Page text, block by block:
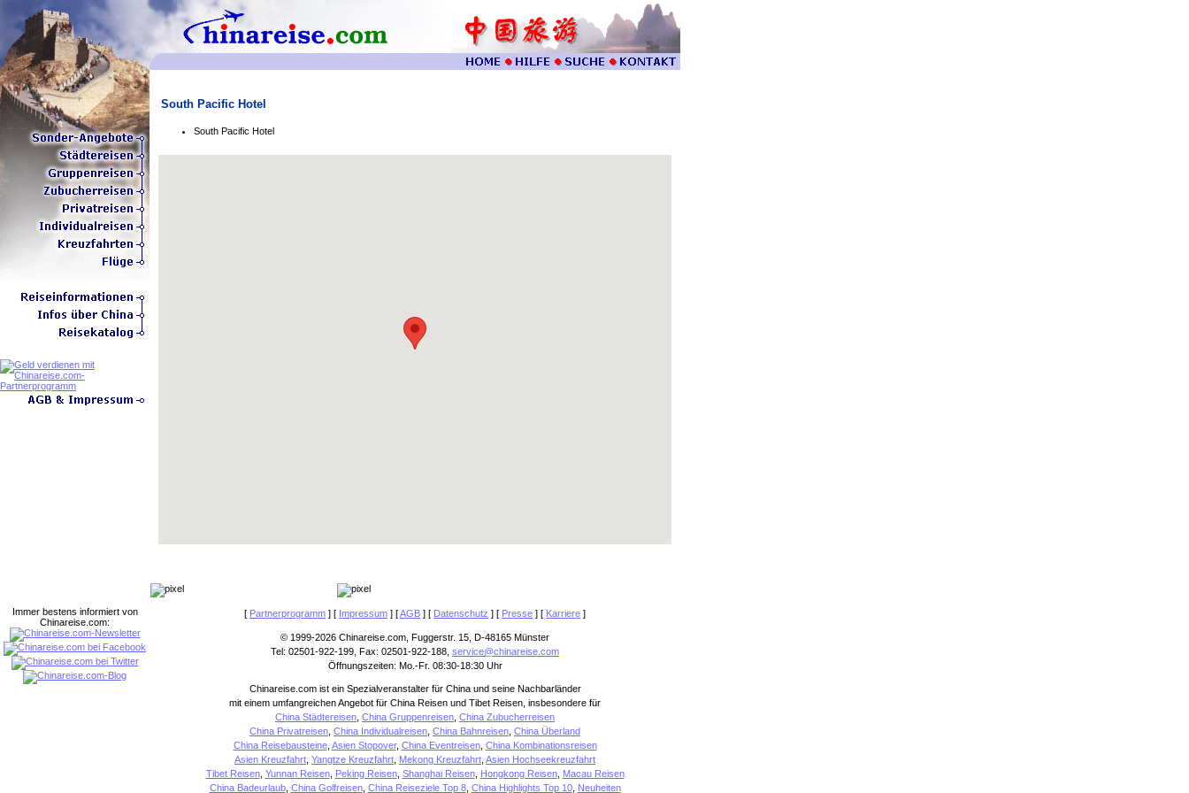
South Pacific Hotel
South Pacific Hotel
[ Partnerprogramm ] [ Impressum ] [AGB ] [ Datenschutz ] [ Presse ] [ Karriere ]
© 1999-2026 Chinareise.com, Fuggerstr. 15, D-48165 Münster
Tel: 02501-922-199, Fax: 02501-922-188, service@chinareise.com
Öffnungszeiten: Mo.-Fr. 08:30-18:30 Uhr
Chinareise.com ist ein Spezialveranstalter für China und seine Nachbarländer
mit einem umfangreichen Angebot für China Reisen und Tibet Reisen, insbesondere für
China Städtereisen China Gruppenreisen China Zubucherreisen
China Privatreisen China Individualreisen China Bahnreisen China Überland
China Reisebausteine, Asien Stopover, China Eventreisen, China Kombinationsreisen
Asien Kreuzfahrt Yangtze Kreuzfahrt Mekong Kreuzfahrt Asien Hochseekreuzfahrt
Tibet Reisen, Yunnan Reisen, Peking Reisen, Shanghai Reisen, Hongkong Reisen, Macau Reisen
China Badeurlaub, China Golfreisen, China Reiseziele Top 8, China Highlights Top 10, Neuheiten
Immer bestens informiert von
Chinareise.com: